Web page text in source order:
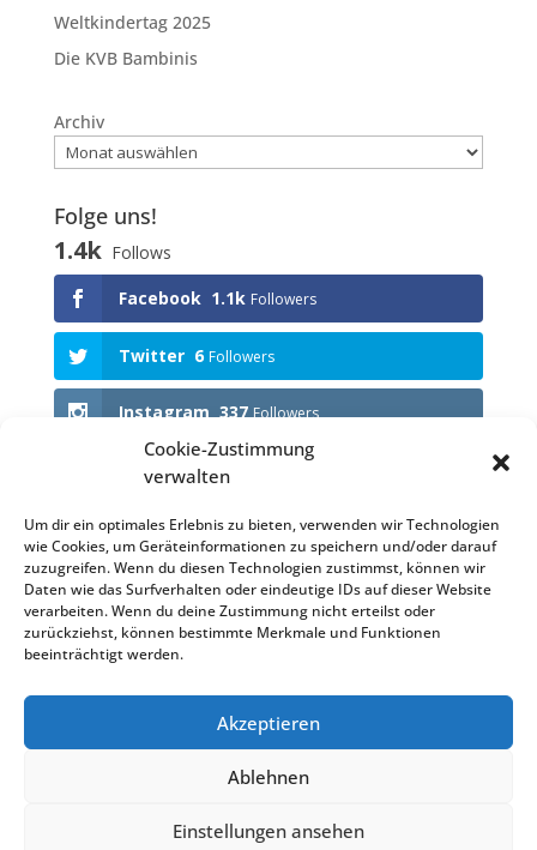
Cookie-Zustimmung
verwalten
Um dir ein optimales Erlebnis zu bieten, verwenden wir Technologien
wie Cookies, um Geräteinformationen zu speichern und/oder darauf
zuzugreifen. Wenn du diesen Technologien zustimmst, können wir
Daten wie das Surfverhalten oder eindeutige IDs auf dieser Website
verarbeiten. Wenn du deine Zustimmung nicht erteilst oder
zurückziehst, können bestimmte Merkmale und Funktionen
beeinträchtigt werden.
Akzeptieren
Ablehnen
Einstellungen ansehen
Weltkindertag 2025
Die KVB Bambinis
Archiv
Folge uns!
1.4k Follows
Facebook 1.1k Followers
Twitter 6 Followers
Instagram 337 Followers
Anstehende Events
KEINE VERANSTALTUNGEN
Impressum
Datenschutzerklärung (EU)
Datenschutzerklärung
Haftungsausschluss
Cookie-Richtlinie (EU)
Satzung KVB